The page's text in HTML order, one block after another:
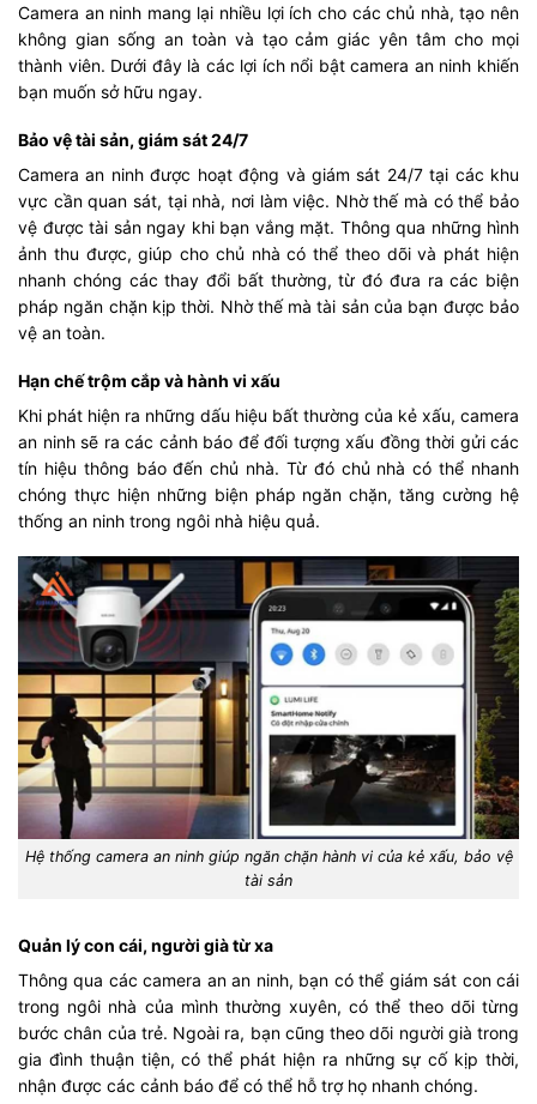
Camera an ninh mang lại nhiều lợi ích cho các chủ nhà, tạo nên
không gian sống an toàn và tạo cảm giác yên tâm cho mọi
thành viên. Dưới đây là các lợi ích nổi bật camera an ninh khiến
bạn muốn sở hữu ngay.
Bảo vệ tài sản, giám sát 24/7
Camera an ninh được hoạt động và giám sát 24/7 tại các khu
vực cần quan sát, tại nhà, nơi làm việc. Nhờ thế mà có thể bảo
vệ được tài sản ngay khi bạn vắng mặt. Thông qua những hình
ảnh thu được, giúp cho chủ nhà có thể theo dõi và phát hiện
nhanh chóng các thay đổi bất thường, từ đó đưa ra các biện
pháp ngăn chặn kịp thời. Nhờ thế mà tài sản của bạn được bảo
vệ an toàn.
Hạn chế trộm cắp và hành vi xấu
Khi phát hiện ra những dấu hiệu bất thường của kẻ xấu, camera
an ninh sẽ ra các cảnh báo để đối tượng xấu đồng thời gửi các
tín hiệu thông báo đến chủ nhà. Từ đó chủ nhà có thể nhanh
chóng thực hiện những biện pháp ngăn chặn, tăng cường hệ
thống an ninh trong ngôi nhà hiệu quả.
Hệ thống camera an ninh giúp ngăn chặn hành vi của kẻ xấu, bảo vệ
tài sản
Quản lý con cái, người già từ xa
Thông qua các camera an an ninh, bạn có thể giám sát con cái
trong ngôi nhà của mình thường xuyên, có thể theo dõi từng
bước chân của trẻ. Ngoài ra, bạn cũng theo dõi người già trong
gia đình thuận tiện, có thể phát hiện ra những sự cố kịp thời,
nhận được các cảnh báo để có thể hỗ trợ họ nhanh chóng.